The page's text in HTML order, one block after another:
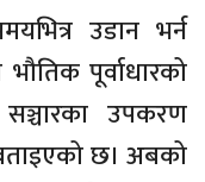
उडान भर्न
पूर्वाधारको
उपकरण
छ। अबको